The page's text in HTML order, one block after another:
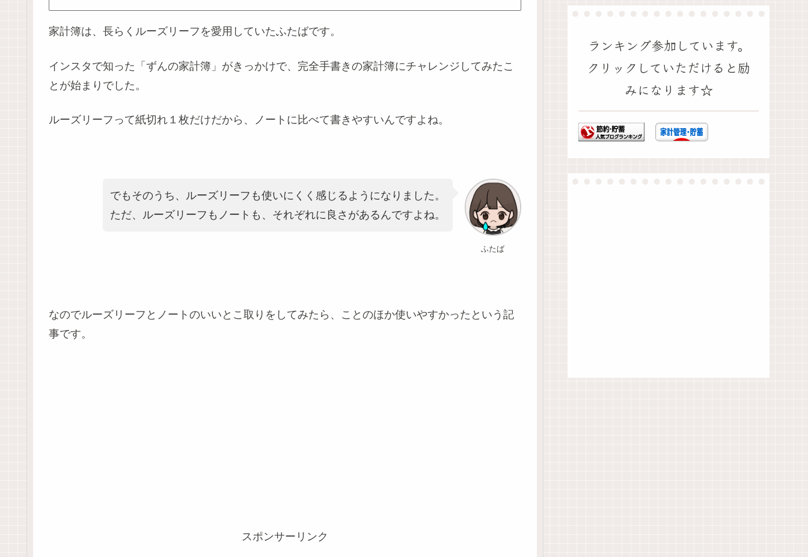
家計簿は、長らくルーズリーフを愛用していたふたばです。
インスタで知った「ずんの家計簿」がきっかけで、完全手書きの家計簿にチャレンジしてみたこ
とが始まりでした。
ルーズリーフって紙切れ１枚だけだから、ノートに比べて書きやすいんですよね。
ふたば
でもそのうち、ルーズリーフも使いにくく感じるようになりました。
ただ、ルーズリーフもノートも、それぞれに良さがあるんですよね。
なのでルーズリーフとノートのいいとこ取りをしてみたら、ことのほか使いやすかったという記
事です。
スポンサーリンク
ランキング参加しています。
クリックしていただけると励
みになります☆